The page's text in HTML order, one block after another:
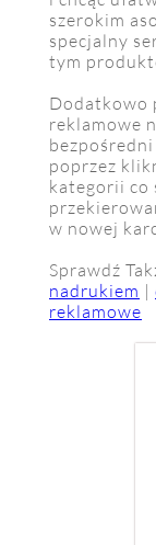
szerokim
specjalny
tym
Dodatkowo
reklamowe
poprzez
kategorii co
w nowej
Sprawdź
nadrukiem |
reklamowe